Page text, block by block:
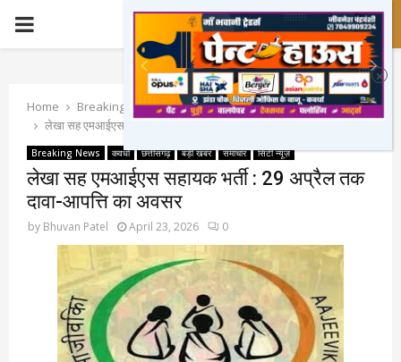
PRIMARY
Home
Breaking News
लेखा सह एमआईएस सहायक भर्ती : 29 अप्रैल तक दावा-आपत्ति का अवसर
Breaking News कवर्धा छत्तीसगढ़ बड़ी खबर समाचार सिटी न्यूज़
लेखा सह एमआईएस सहायक भर्ती : 29 अप्रैल तक
दावा-आपत्ति का अवसर
by Bhuvan Patel April 23, 2026 0